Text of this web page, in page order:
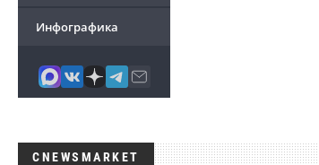
Инфографика
CNEWSMARKET